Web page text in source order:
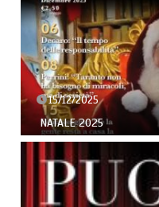
15/12/2025
NATALE 2025